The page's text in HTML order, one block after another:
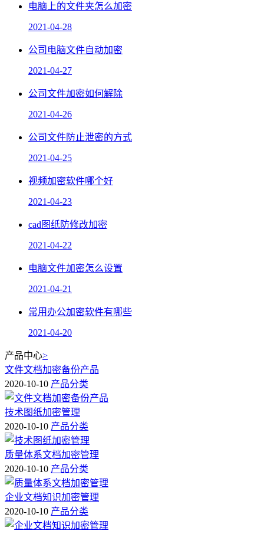
电脑上的文件夹怎么加密
2021-04-28
公司电脑文件自动加密
2021-04-27
公司文件加密如何解除
2021-04-26
公司文件防止泄密的方式
2021-04-25
视频加密软件哪个好
2021-04-23
cad图纸防修改加密
2021-04-22
电脑文件加密怎么设置
2021-04-21
常用办公加密软件有哪些
2021-04-20
产品中心>
文件文档加密备份产品
2020-10-10 产品分类
技术图纸加密管理
2020-10-10 产品分类
质量体系文档加密管理
2020-10-10 产品分类
企业文档知识加密管理
2020-10-10 产品分类